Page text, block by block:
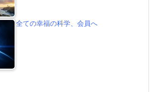
全ての幸福の科学、会員へ